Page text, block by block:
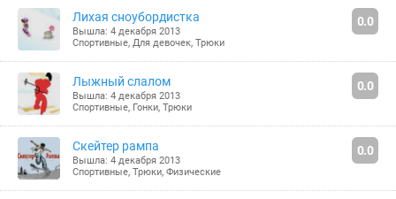
Лихая сноубордистка
Вышла: 4 декабря 2013
Спортивные, Для девочек, Трюки
0.0
Лыжный слалом
Вышла: 4 декабря 2013
Спортивные, Гонки, Трюки
0.0
Скейтер рампа
Вышла: 4 декабря 2013
Спортивные, Трюки, Физические
0.0